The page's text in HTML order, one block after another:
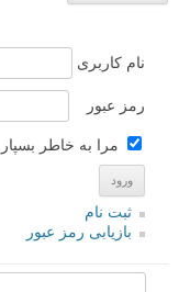
نام کاربری
رمز عبور
مرا به خاطر بسپار
ثبت نام
بازیابی رمز عبور